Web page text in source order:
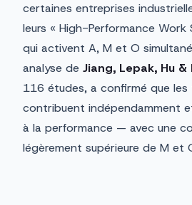
certaines entreprises
leurs « High-Performance Work
qui activent A, M et O
analyse de Jiang, Lepak, Hu
116 études, a confirmé que les
contribuent indépendamment
à la performance — avec une
légèrement supérieure de M et